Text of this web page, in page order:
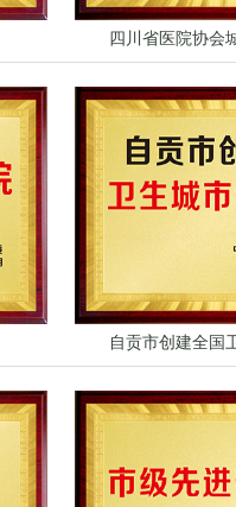
四川省医院协会
自贡市创建全国